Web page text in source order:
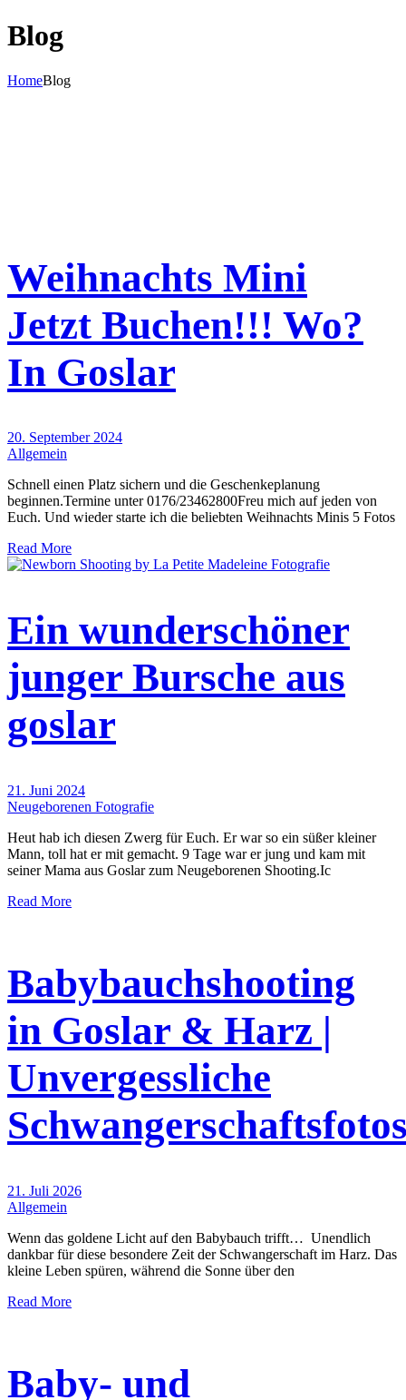
Blog
HomeBlog
Weihnachts Mini
Jetzt Buchen!!! Wo?
In Goslar
20. September 2024
Allgemein
Schnell einen Platz sichern und die Geschenkeplanung
beginnen.Termine unter 0176/23462800Freu mich auf jeden von
Euch. Und wieder starte ich die beliebten Weihnachts Minis 5 Fotos
Read More
Ein wunderschöner
junger Bursche aus
goslar
21. Juni 2024
Neugeborenen Fotografie
Heut hab ich diesen Zwerg für Euch. Er war so ein süßer kleiner
Mann, toll hat er mit gemacht. 9 Tage war er jung und kam mit
seiner Mama aus Goslar zum Neugeborenen Shooting.Ic
Read More
Babybauchshooting
in Goslar & Harz |
Unvergessliche
21. Juli 2026
Allgemein
Wenn das goldene Licht auf den Babybauch trifft… Unendlich
dankbar für diese besondere Zeit der Schwangerschaft im Harz. Das
kleine Leben spüren, während die Sonne über den
Read More
Baby- und